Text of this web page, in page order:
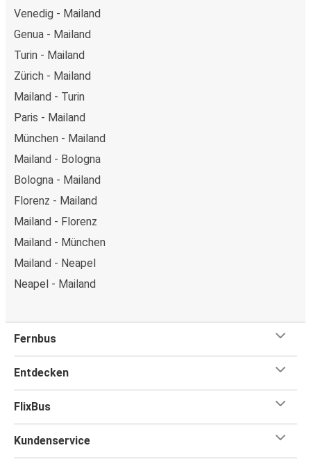
Venedig - Mailand
Genua - Mailand
Turin - Mailand
Zürich - Mailand
Mailand - Turin
Paris - Mailand
München - Mailand
Mailand - Bologna
Bologna - Mailand
Florenz - Mailand
Mailand - Florenz
Mailand - München
Mailand - Neapel
Neapel - Mailand
Fernbus
Entdecken
FlixBus
Kundenservice